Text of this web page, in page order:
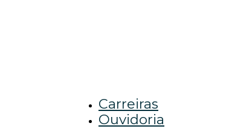
Carreiras
Ouvidoria